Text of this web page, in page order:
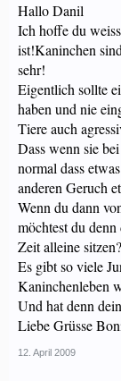
Hallo Danil
Ich hoffe du
ist!Kaninchen
sehr!
Eigentlich sollte
haben und nie
Tiere auch
Dass wenn sie
normal dass
anderen Geruch
Wenn du dann
möchtest du
Zeit alleine
Es gibt so viele
Kaninchenleben
Und hat denn
Liebe Grüsse
12. April 2009